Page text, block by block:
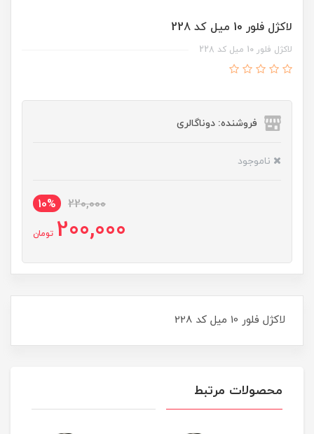
لاکژل فلور 10 ميل کد 228
لاکژل فلور 10 ميل کد 228
فروشنده: دوناگالری
ناموجود
220,000
10%
200,000 تومان
لاکژل فلور 10 ميل کد 228
محصولات مرتبط